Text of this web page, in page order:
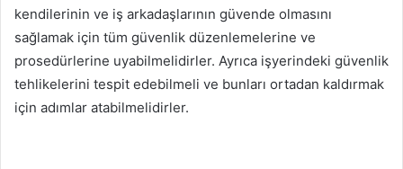
kendilerinin ve iş arkadaşlarının güvende olmasını
sağlamak için tüm güvenlik düzenlemelerine ve
prosedürlerine uyabilmelidirler. Ayrıca işyerindeki güvenlik
tehlikelerini tespit edebilmeli ve bunları ortadan kaldırmak
için adımlar atabilmelidirler.